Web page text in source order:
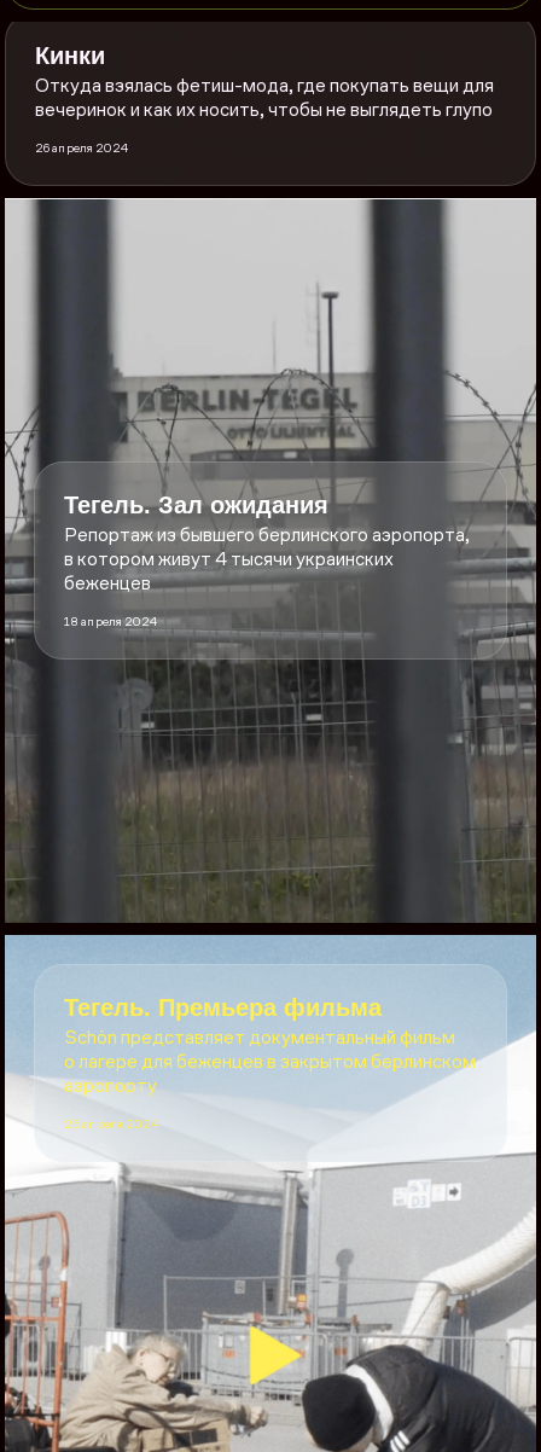
Кинки
Откуда взялась фетиш-мода, где покупать вещи для
вечеринок и как их носить, чтобы не выглядеть глупо
26 апреля 2024
Тегель. Зал ожидания
Репортаж из бывшего берлинского аэропорта,
в котором живут 4 тысячи украинских
беженцев
18 апреля 2024
Тегель. Премьера фильма
Schön представляет документальный фильм
о лагере для беженцев в закрытом берлинском
аэропорту
25 апреля 2024